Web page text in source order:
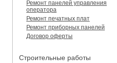
Ремонт панелей управления
оператора
Ремонт печатных плат
Ремонт приборных панелей
Договор оферты
Строительные работы